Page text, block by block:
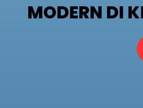
MODERN DI